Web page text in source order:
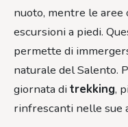
nuoto, mentre le
escursioni a piedi.
permette di
naturale del Salento.
giornata di trekking,
rinfrescanti nelle sue